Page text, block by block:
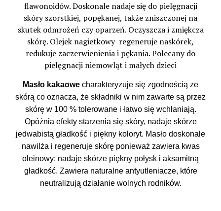
flawonoidów. Doskonale nadaje się do pielęgnacji
skóry szorstkiej, popękanej, także zniszczonej na
skutek odmrożeń czy oparzeń. Oczyszcza i zmiękcza
skórę. Olejek nagietkowy regeneruje naskórek,
redukuje zaczerwienienia i pękania. Polecany do
pielęgnacji niemowląt i małych dzieci
Masło kakaowe charakteryzuje się zgodnością ze
skórą co oznacza, że składniki w nim zawarte są przez
skórę w 100 % tolerowane i łatwo się wchłaniają.
Opóźnia efekty starzenia się skóry, nadaje skórze
jedwabistą gładkość i piękny koloryt. Masło doskonale
nawilża i regeneruje skórę ponieważ zawiera kwas
oleinowy; nadaje skórze piękny połysk i aksamitną
gładkość. Zawiera naturalne antyutleniacze, które
neutralizują działanie wolnych rodników.